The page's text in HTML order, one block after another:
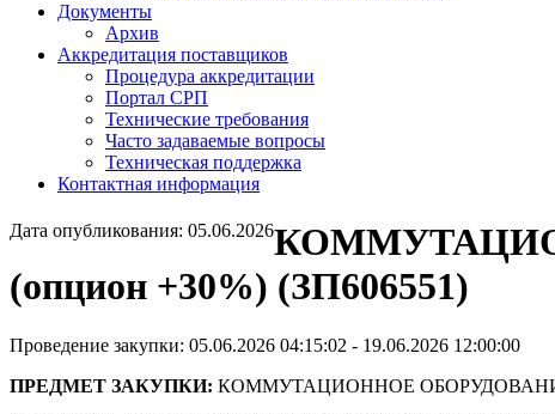
Документы
Архив
Аккредитация поставщиков
Процедура аккредитации
Портал СРП
Технические требования
Часто задаваемые вопросы
Техническая поддержка
Контактная информация
Дата опубликования: 05.06.2026
(опцион +30%) (ЗП606551)
Проведение закупки: 05.06.2026 04:15:02 - 19.06.2026 12:00:00
ПРЕДМЕТ ЗАКУПКИ: КОММУТАЦИОННОЕ